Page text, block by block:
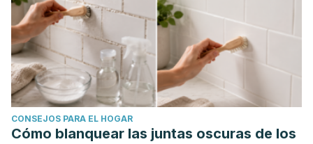
CONSEJOS PARA EL HOGAR
Cómo blanquear las juntas oscuras de los